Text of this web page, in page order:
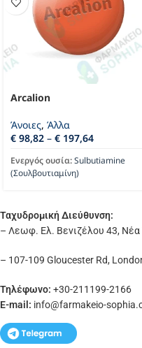
Arcalion
Άνοιες, Άλλα
€ 98,82 – € 197,64
Ενεργός ουσία:Sulbutiamine
(Σουλβουτιαμίνη)
Ταχυδρομική Διεύθυνση:
– Λεωφ. Ελ. Βενιζέλου 43,
– 107-109 Gloucester Rd,
Τηλέφωνο: +30-211199-2166
E-mail: info@farmakeio-